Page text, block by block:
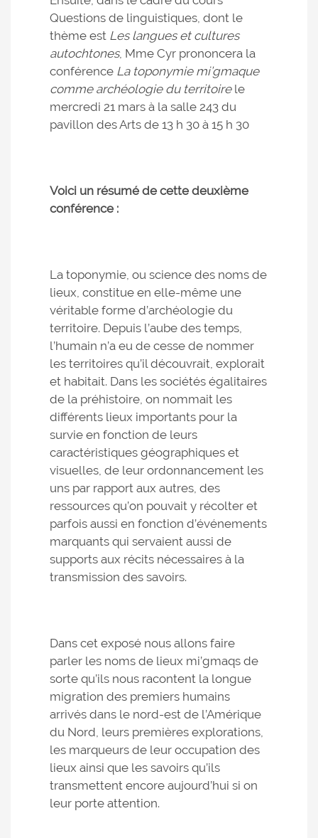
Questions de linguistiques, dont le
thème est Les langues et cultures
autochtones, Mme Cyr prononcera la
conférence La toponymie mi’gmaque
comme archéologie du territoirele
mercredi 21 mars à la salle 243 du
pavillon des Arts de 13 h 30 à 15 h 30
Voici un résumé de cette deuxième
conférence :
La toponymie, ou science des noms de
lieux, constitue en elle-même une
véritable forme d’archéologie du
territoire. Depuis l’aube des temps,
l’humain n’a eu de cesse de nommer
les territoires qu’il découvrait, explorait
et habitait. Dans les sociétés égalitaires
de la préhistoire, on nommait les
différents lieux importants pour la
survie en fonction de leurs
caractéristiques géographiques et
visuelles, de leur ordonnancement les
uns par rapport aux autres, des
ressources qu’on pouvait y récolter et
parfois aussi en fonction d’événements
marquants qui servaient aussi de
supports aux récits nécessaires à la
transmission des savoirs.
Dans cet exposé nous allons faire
parler les noms de lieux mi’gmaqs de
sorte qu’ils nous racontent la longue
migration des premiers humains
arrivés dans le nord-est de l’Amérique
du Nord, leurs premières explorations,
les marqueurs de leur occupation des
lieux ainsi que les savoirs qu’ils
transmettent encore aujourd’hui si on
leur porte attention.